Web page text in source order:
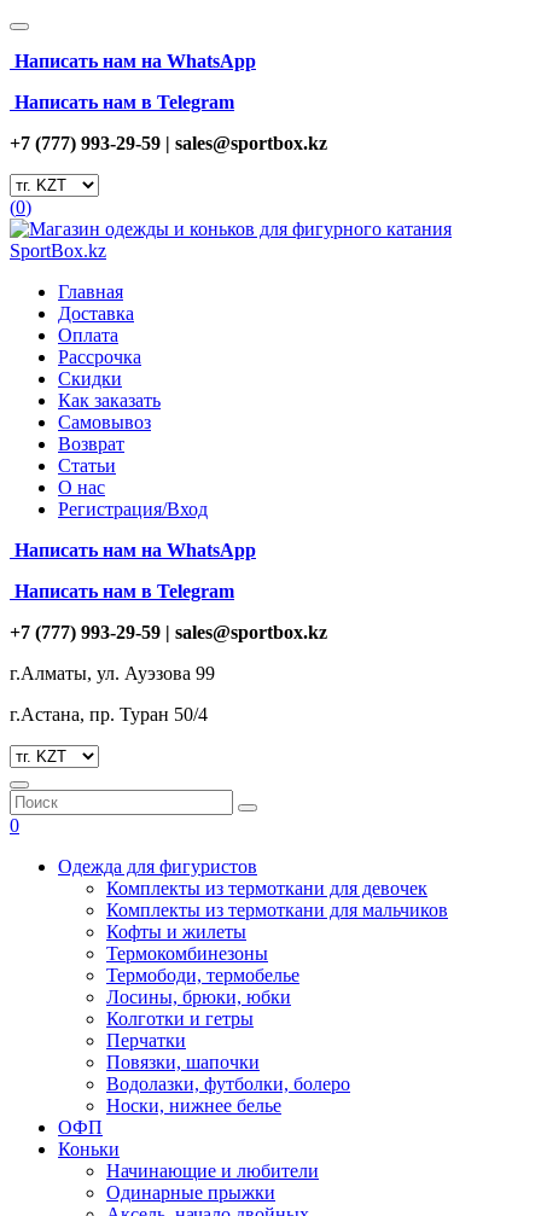
Написать нам на WhatsApp
Написать нам в Telegram
+7 (777) 993-29-59 | sales@sportbox.kz
(0)
Главная
Доставка
Оплата
Рассрочка
Скидки
Как заказать
Самовывоз
Возврат
Статьи
О нас
Регистрация/Вход
Написать нам на WhatsApp
Написать нам в Telegram
+7 (777) 993-29-59 | sales@sportbox.kz
г.Алматы, ул. Ауэзова 99
г.Астана, пр. Туран 50/4
0
Одежда для фигуристов
Комплекты из термоткани для девочек
Комплекты из термоткани для мальчиков
Кофты и жилеты
Термокомбинезоны
Термободи, термобелье
Лосины, брюки, юбки
Колготки и гетры
Перчатки
Повязки, шапочки
Водолазки, футболки, болеро
Носки, нижнее белье
ОФП
Коньки
Начинающие и любители
Одинарные прыжки